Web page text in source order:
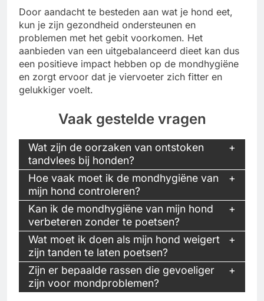
Door aandacht te besteden aan wat je hond eet,
kun je zijn gezondheid ondersteunen en
problemen met het gebit voorkomen. Het
aanbieden van een uitgebalanceerd dieet kan dus
een positieve impact hebben op de mondhygiëne
en zorgt ervoor dat je viervoeter zich fitter en
gelukkiger voelt.
Vaak gestelde vragen
Wat zijn de oorzaken van ontstoken
tandvlees bij honden?
Hoe vaak moet ik de mondhygiëne van
mijn hond controleren?
Kan ik de mondhygiëne van mijn hond
verbeteren zonder te poetsen?
Wat moet ik doen als mijn hond weigert
zijn tanden te laten poetsen?
Zijn er bepaalde rassen die gevoeliger
zijn voor mondproblemen?